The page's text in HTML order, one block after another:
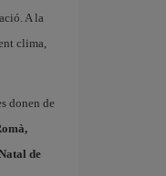
A la
clima,
donen de
de